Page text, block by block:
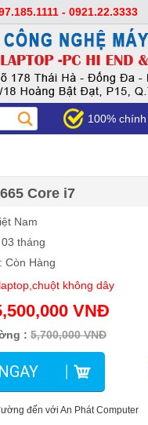
100%
Core i7
Nam
tháng
Còn Hàng
không dây
VNĐ
: 5,700,000 VNĐ
đến với An Phát Computer
- 0921.22.3333